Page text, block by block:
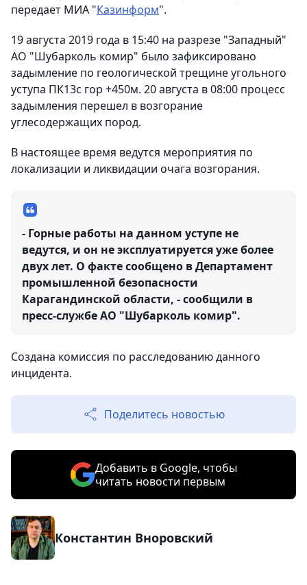
передает МИА "Казинформ".
19 августа 2019 года в 15:40 на разрезе "Западный"
АО "Шубарколь комир" было зафиксировано
задымление по геологической трещине угольного
уступа ПК13с гор +450м. 20 августа в 08:00 процесс
задымления перешел в возгорание
углесодержащих пород.
В настоящее время ведутся мероприятия по
локализации и ликвидации очага возгорания.
- Горные работы на данном уступе не
ведутся, и он не эксплуатируется уже более
двух лет. О факте сообщено в Департамент
промышленной безопасности
Карагандинской области, - сообщили в
пресс-службе АО "Шубарколь комир".
Создана комиссия по расследованию данного
инцидента.
Поделитесь новостью
Добавить в Google, чтобы
читать новости первым
Константин Вноровский